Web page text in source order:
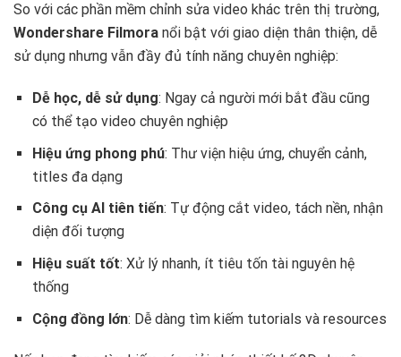
So với các phần mềm chỉnh sửa video khác trên thị trường,
Wondershare Filmora nổi bật với giao diện thân thiện, dễ
sử dụng nhưng vẫn đầy đủ tính năng chuyên nghiệp:
Dễ học, dễ sử dụng: Ngay cả người mới bắt đầu cũng
có thể tạo video chuyên nghiệp
Hiệu ứng phong phú: Thư viện hiệu ứng, chuyển cảnh,
titles đa dạng
Công cụ AI tiên tiến: Tự động cắt video, tách nền, nhận
diện đối tượng
Hiệu suất tốt: Xử lý nhanh, ít tiêu tốn tài nguyên hệ
thống
Cộng đồng lớn: Dễ dàng tìm kiếm tutorials và resources